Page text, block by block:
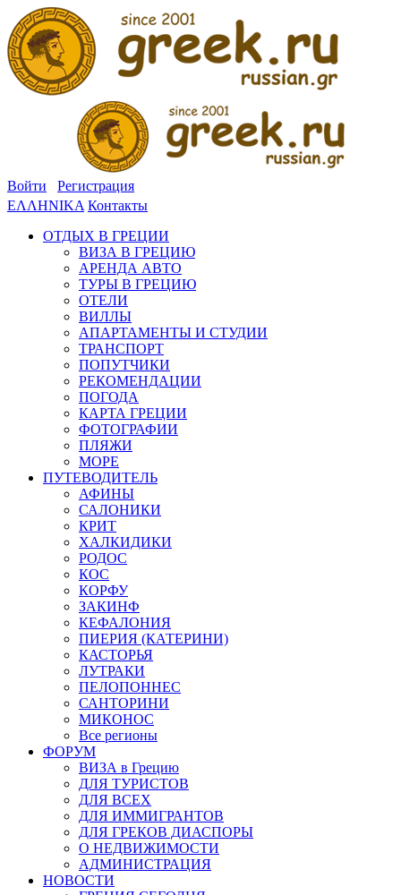
Войти
Регистрация
ΕΛΛΗΝΙΚΑ Контакты
ОТДЫХ В ГРЕЦИИ
ВИЗА В ГРЕЦИЮ
АРЕНДА АВТО
ТУРЫ В ГРЕЦИЮ
ОТЕЛИ
ВИЛЛЫ
АПАРТАМЕНТЫ И СТУДИИ
ТРАНСПОРТ
ПОПУТЧИКИ
РЕКОМЕНДАЦИИ
ПОГОДА
КАРТА ГРЕЦИИ
ФОТОГРАФИИ
ПЛЯЖИ
МОРЕ
ПУТЕВОДИТЕЛЬ
АФИНЫ
САЛОНИКИ
КРИТ
ХАЛКИДИКИ
РОДОС
КОС
КОРФУ
ЗАКИНФ
КЕФАЛОНИЯ
ПИЕРИЯ (КАТЕРИНИ)
КАСТОРЬЯ
ЛУТРАКИ
ПЕЛОПОННЕС
САНТОРИНИ
МИКОНОС
Все регионы
ФОРУМ
ВИЗА в Грецию
ДЛЯ ТУРИСТОВ
ДЛЯ ВСЕХ
ДЛЯ ИММИГРАНТОВ
ДЛЯ ГРЕКОВ ДИАСПОРЫ
О НЕДВИЖИМОСТИ
АДМИНИСТРАЦИЯ
НОВОСТИ